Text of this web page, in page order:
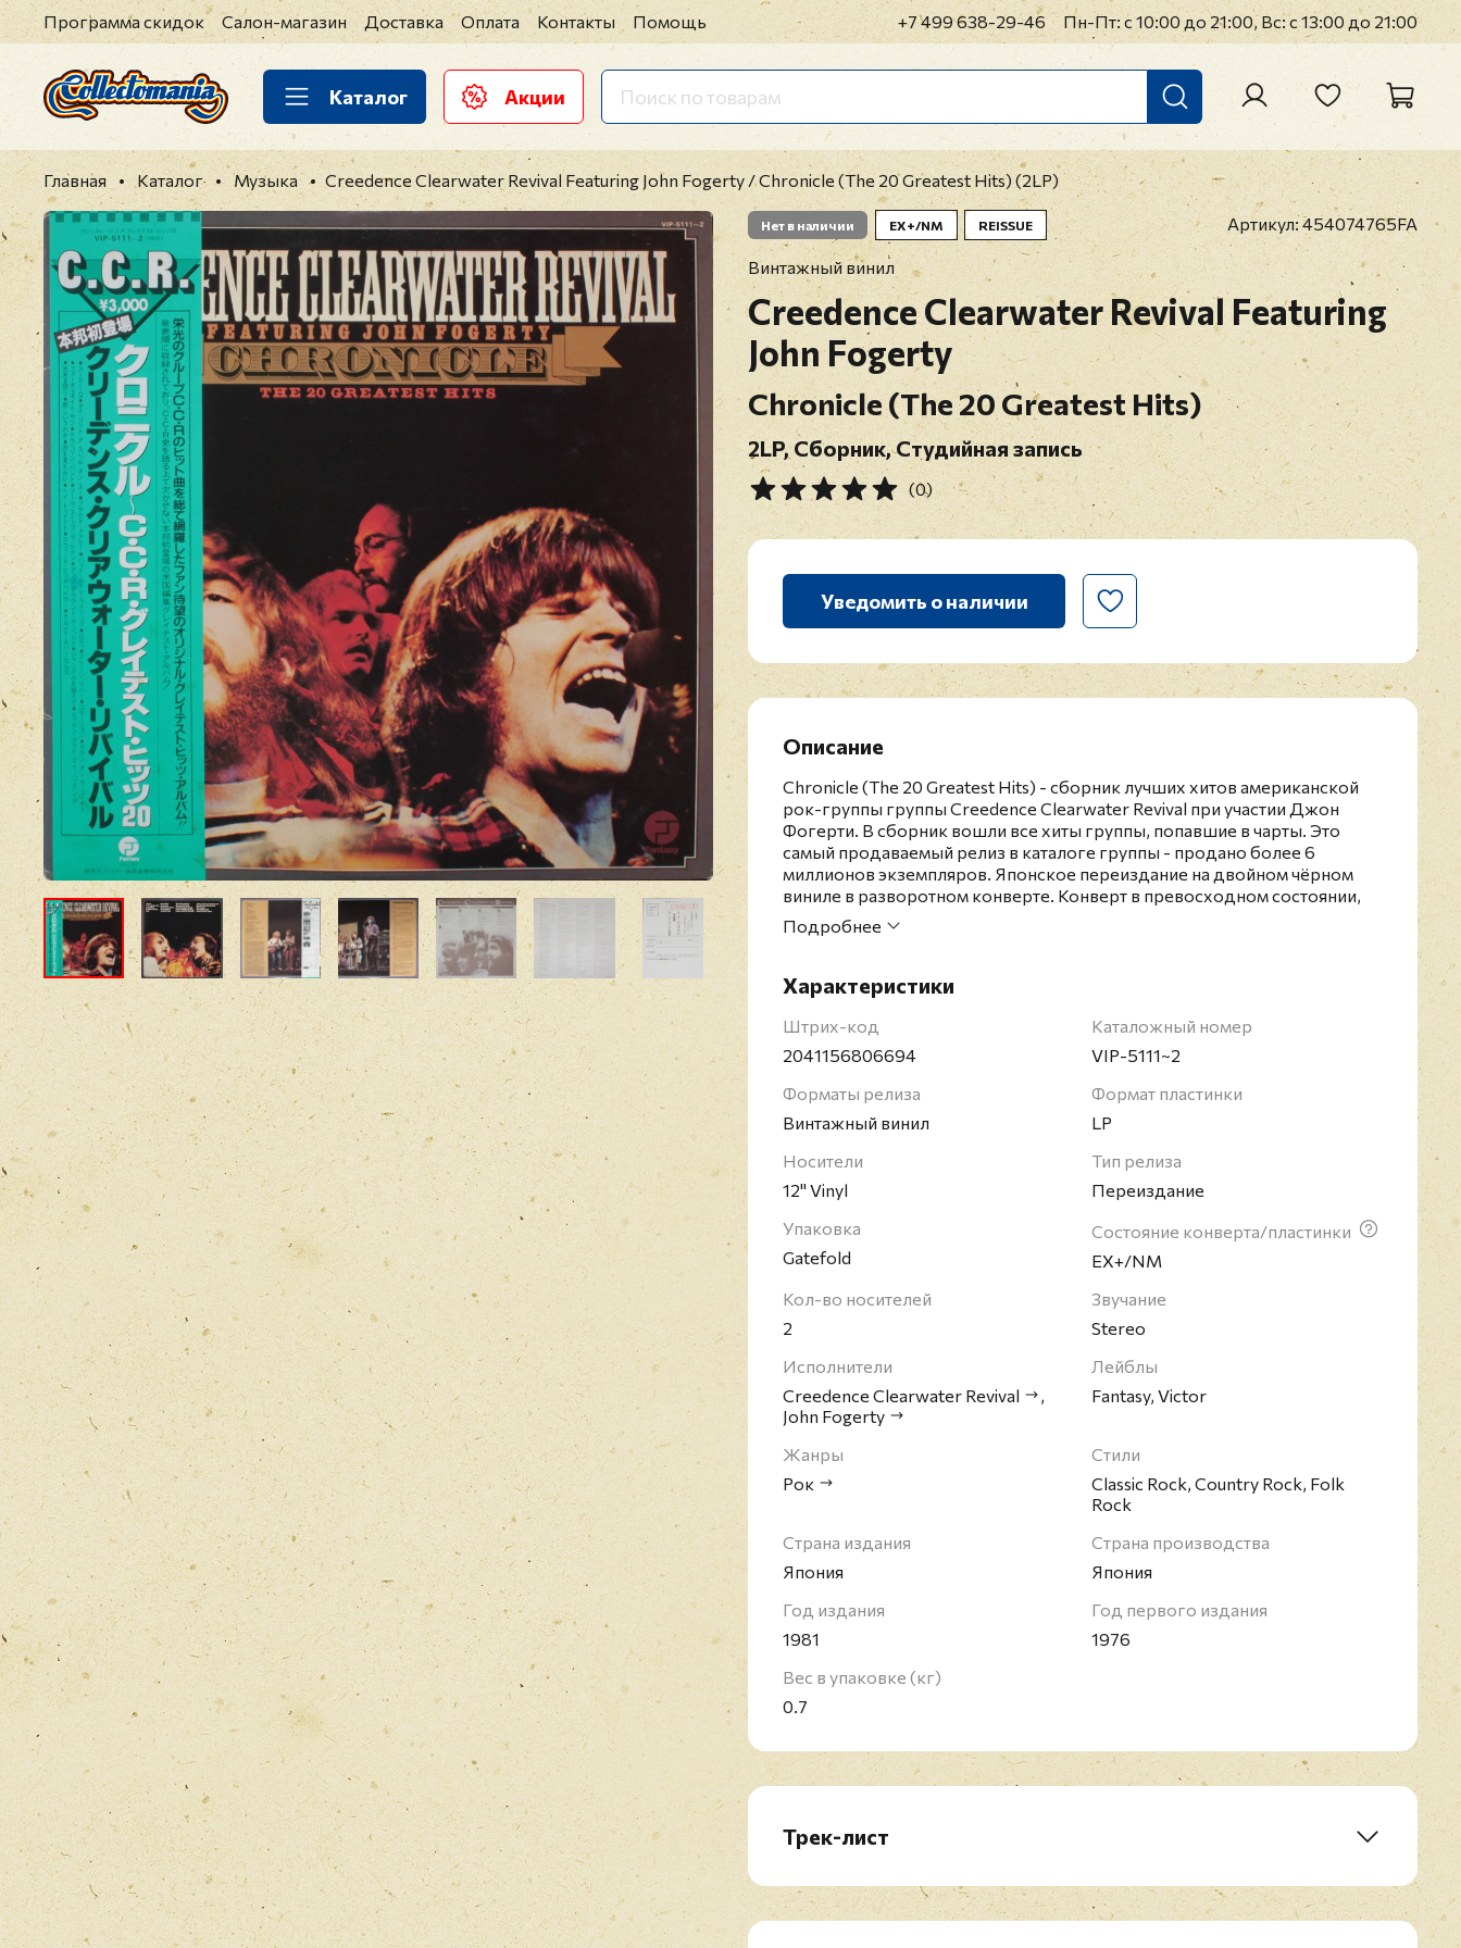
Программа скидок Салон-магазин Доставка Оплата Контакты Помощь +7 499 638-29-46 Пн-Пт: с 10:00 до 21:00, Вс: с 13:00 до 21:00
Каталог Акции
Главная Каталог Музыка Creedence Clearwater Revival Featuring John Fogerty / Chronicle (The 20 Greatest Hits) (2LP)
Нет в наличии EX+/NM REISSUE Артикул:454074765FA
Винтажный винил
Creedence Clearwater Revival Featuring
John Fogerty
Chronicle (The 20 Greatest Hits)
2LP, Сборник, Студийная запись
(0)
Уведомить о наличии
Описание
Chronicle (The 20 Greatest Hits) - сборник лучших хитов американской
рок-группы группы Creedence Clearwater Revival при участии Джон
Фогерти. В сборник вошли все хиты группы, попавшие в чарты. Это
самый продаваемый релиз в каталоге группы - продано более 6
миллионов экземпляров. Японское переиздание на двойном чёрном
виниле в разворотном конверте. Конверт в превосходном состоянии,
винил в состоянии, близком к идеальному. ОBI и вкладка в наличии.
Группа Creedence Clearwater Revival образовалась в США в 1967 году,
Всего было выпущено 7 студийных альбомов (общий тираж: 120 млн.
копий), которые имели успех как в США, так и в Британии. 14 синглов
команды были в ТОП-20 чарта Billboard Hot 100 (7 раз поднимались на
вторую строчку). Сингл "Bad Moon Rising" возглавил чарт UK Singles
Chart.
Подробнее
Характеристики
Штрих-код
2041156806694
Каталожный номер
VIP-5111~2
Форматы релиза
Винтажный винил
Формат пластинки
LP
Носители
12" Vinyl
Тип релиза
Переиздание
Упаковка
Gatefold
Состояние конверта/пластинки
EX+/NM
Кол-во носителей
2
Звучание
Stereo
Исполнители
Creedence Clearwater Revival
,
John Fogerty
Лейблы
Fantasy, Victor
Жанры
Рок
Стили
Classic Rock, Country Rock, Folk
Rock
Страна издания
Япония
Страна производства
Япония
Год издания
1981
Год первого издания
1976
Вес в упаковке (кг)
0.7
Трек-лист
A1. Suzie Q
A2. I Put A Spell On You